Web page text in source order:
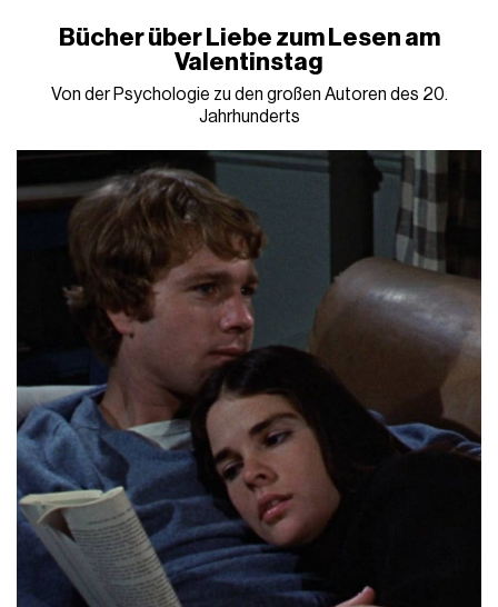
Bücher über Liebe zum Lesen am
Valentinstag
Von der Psychologie zu den großen Autoren des 20.
Jahrhunderts